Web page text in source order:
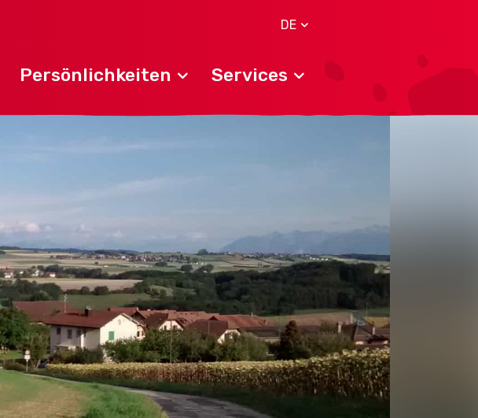
DE
Persönlichkeiten Services